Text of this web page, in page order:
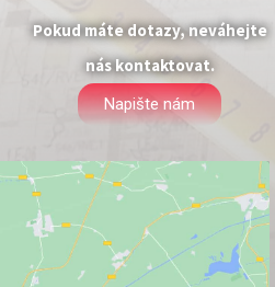
Pokud máte dotazy, neváhejte
nás kontaktovat.
Napište nám